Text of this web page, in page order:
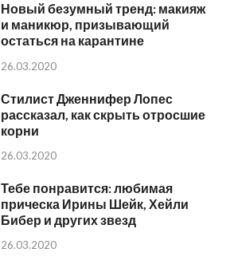
Новый безумный тренд: макияж
и маникюр, призывающий
остаться на карантине
26.03.2020
Стилист Дженнифер Лопес
рассказал, как скрыть отросшие
корни
26.03.2020
Тебе понравится: любимая
прическа Ирины Шейк, Хейли
Бибер и других звезд
26.03.2020